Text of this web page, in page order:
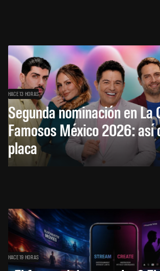
HACE 13 HORAS
Segunda nominación en La
Famosos México 2026: así
placa
HACE 19 HORAS